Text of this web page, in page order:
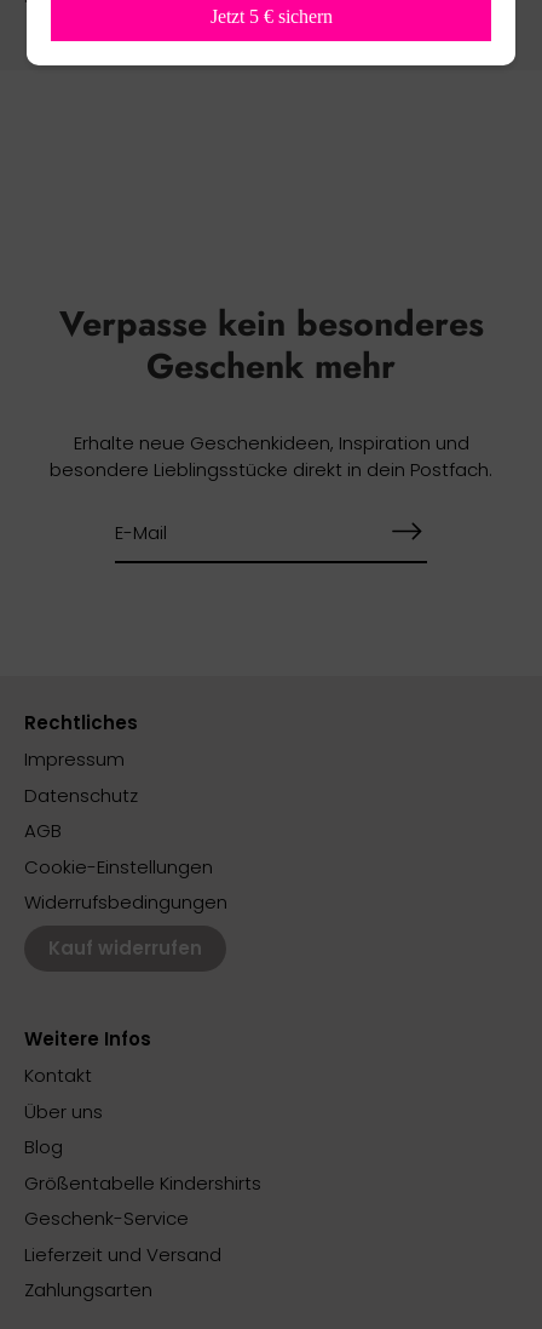
Verpasse kein besonderes
Geschenk mehr
Erhalte neue Geschenkideen, Inspiration und
besondere Lieblingsstücke direkt in dein Postfach.
Rechtliches
Impressum
Datenschutz
AGB
Cookie-Einstellungen
Widerrufsbedingungen
Kauf widerrufen
Weitere Infos
Kontakt
Über uns
Blog
Größentabelle Kindershirts
Geschenk-Service
Lieferzeit und Versand
Zahlungsarten
Jetzt 5 € sichern